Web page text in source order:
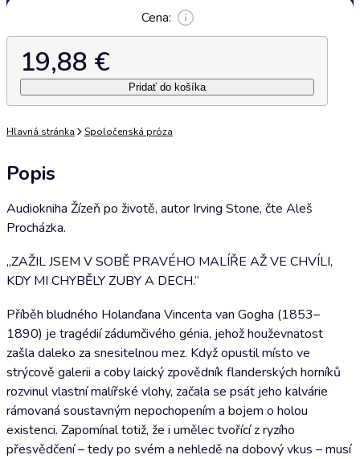
Cena:
19,88 €
Pridať do košíka
Hlavná stránka Spoločenská próza
Popis
Audiokniha Žízeň po životě, autor Irving Stone, čte Aleš
Procházka.
„ZAŽIL JSEM V SOBĚ PRAVÉHO MALÍŘE AŽ VE CHVÍLI,
KDY MI CHYBĚLY ZUBY A DECH.“
Příběh bludného Holanďana Vincenta van Gogha (1853–
1890) je tragédií zádumčivého génia, jehož houževnatost
zašla daleko za snesitelnou mez. Když opustil místo ve
strýcově galerii a coby laický zpovědník flanderských horníků
rozvinul vlastní malířské vlohy, začala se psát jeho kalvárie
rámovaná soustavným nepochopením a bojem o holou
existenci. Zapomínal totiž, že i umělec tvořící z ryzího
přesvědčení – tedy po svém a nehledě na dobový vkus – musí